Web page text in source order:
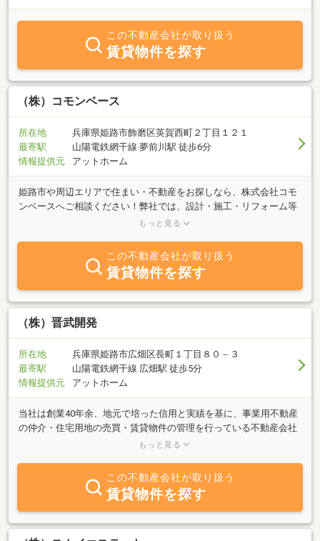
この不動産会社が取り扱う
賃貸物件を探す
（株）コモンベース
所在地
兵庫県姫路市飾磨区英賀西町２丁目１２１
最寄駅
山陽電鉄網干線 夢前川駅 徒歩6分
情報提供元
アットホーム
姫路市や周辺エリアで住まい・不動産をお探しなら、株式会社コモ
ンベースへご相談ください！弊社では、設計・施工・リフォーム等
をはじめとする建築のノウハウを活かし、建築関係からDIYのご相談
ために既存住宅瑕疵［かし］保険も取扱っております。お気軽にお
問合せください。
もっと見る
この不動産会社が取り扱う
賃貸物件を探す
（株）晋武開発
所在地
兵庫県姫路市広畑区長町１丁目８０－３
最寄駅
山陽電鉄網干線 広畑駅 徒歩5分
情報提供元
アットホーム
当社は創業40年余、地元で培った信用と実績を基に、事業用不動産
の仲介・住宅用地の売買・賃貸物件の管理を行っている不動産会社
です。お客様のライフプランのパートナーとして、「真心・誠心誠
問合せ下さい。賃貸においては、姫路ではまだまだ数少ないおしゃ
れでデザイン性のあるフルリノベーションをしたお部屋を手掛けて
います。お客様のご来店を心よりお待ちしております。
もっと見る
この不動産会社が取り扱う
賃貸物件を探す